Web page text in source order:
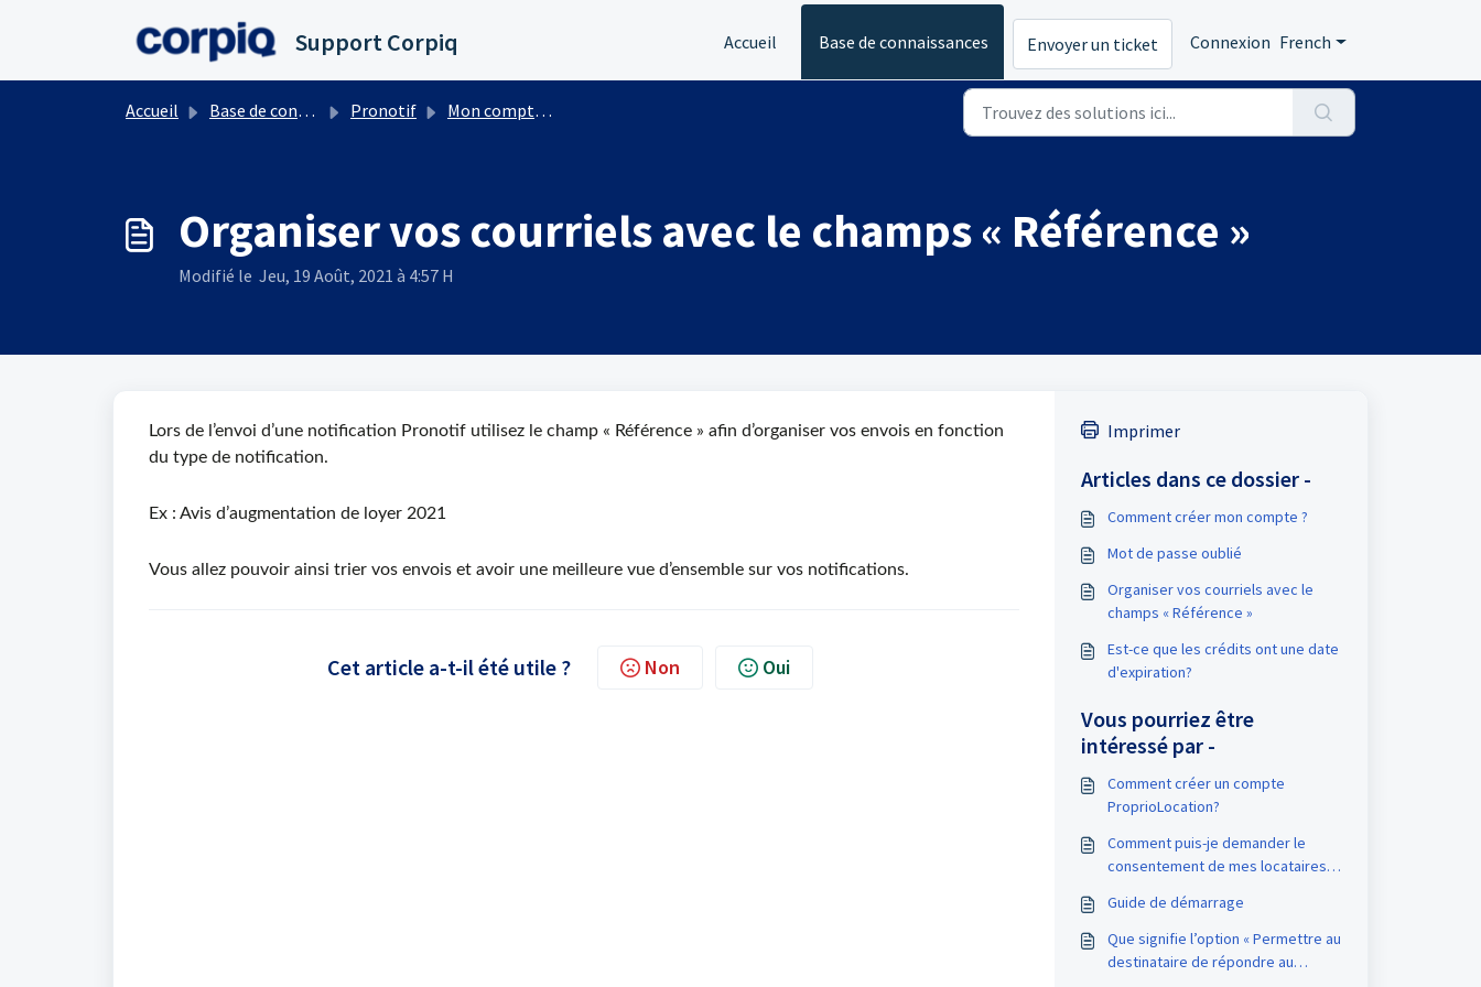
Support Corpiq Accueil Base de connaissances Envoyer un ticket Connexion French
Accueil Base de connaissances Pronotif Mon compte Pronotif
Organiser vos courriels avec le champs « Référence »
Modifié le Jeu, 19 Août, 2021 à 4:57 H
Lors de l’envoi d’une notification Pronotif utilisez le champ « Référence » afin d’organiser vos envois en fonction
du type de notification.
Ex : Avis d’augmentation de loyer 2021
Vous allez pouvoir ainsi trier vos envois et avoir une meilleure vue d’ensemble sur vos notifications.
Cet article a-t-il été utile ? Non Oui
Imprimer
Articles dans ce dossier -
Comment créer mon compte ?
Mot de passe oublié
Organiser vos courriels avec le
champs « Référence »
Est-ce que les crédits ont une date
d'expiration?
Vous pourriez être
intéressé par -
Comment créer un compte
ProprioLocation?
Comment puis-je demander le
consentement de mes locataires
Guide de démarrage
Que signifie l’option « Permettre au
destinataire de répondre au